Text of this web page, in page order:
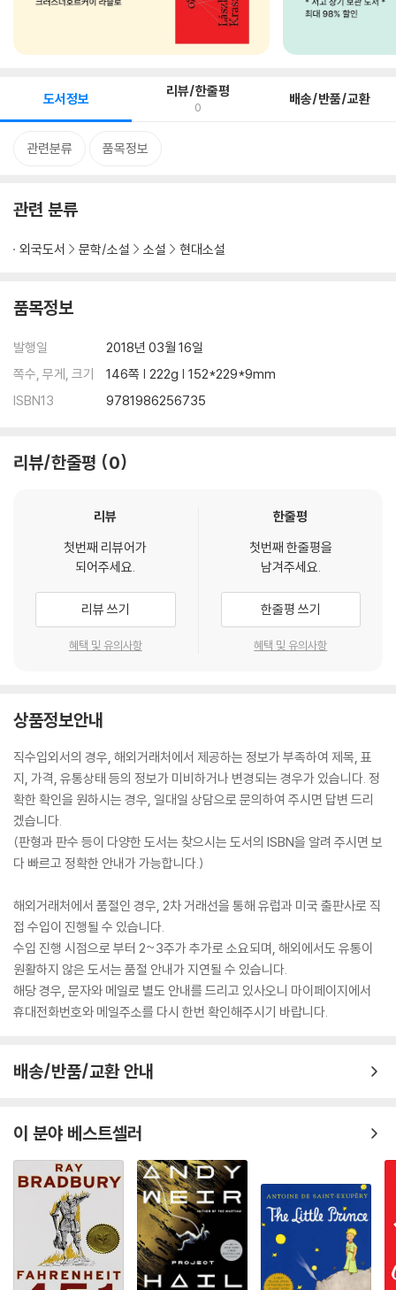
도서정보 리뷰/한줄평
0 배송/반품/교환
관련분류 품목정보
관련 분류
외국도서 문학/소설 소설 현대소설
품목정보
발행일
2018년 03월 16일
쪽수, 무게, 크기
146쪽 | 222g | 152*229*9mm
ISBN13
9781986256735
리뷰/한줄평 0
리뷰
첫번째 리뷰어가
되어주세요.
리뷰 쓰기
혜택 및 유의사항
한줄평
첫번째 한줄평을
남겨주세요.
한줄평 쓰기
혜택 및 유의사항
상품정보안내
직수입외서의 경우, 해외거래처에서 제공하는 정보가 부족하여 제목, 표
지, 가격, 유통상태 등의 정보가 미비하거나 변경되는 경우가 있습니다. 정
확한 확인을 원하시는 경우, 일대일 상담으로 문의하여 주시면 답변 드리
겠습니다.
(판형과 판수 등이 다양한 도서는 찾으시는 도서의 ISBN을 알려 주시면 보
다 빠르고 정확한 안내가 가능합니다.)
해외거래처에서 품절인 경우, 2차 거래선을 통해 유럽과 미국 출판사로 직
접 수입이 진행될 수 있습니다.
수입 진행 시점으로 부터 2~3주가 추가로 소요되며, 해외에서도 유통이
원활하지 않은 도서는 품절 안내가 지연될 수 있습니다.
해당 경우, 문자와 메일로 별도 안내를 드리고 있사오니 마이페이지에서
휴대전화번호와 메일주소를 다시 한번 확인해주시기 바랍니다.
배송/반품/교환 안내
이 분야 베스트셀러